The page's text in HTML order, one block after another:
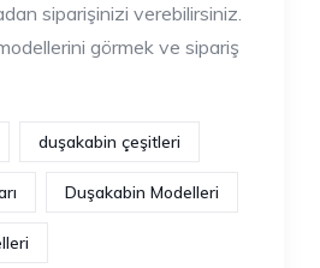
siparişinizi verebilirsiniz.
görmek ve sipariş
duşakabin çeşitleri
Duşakabin Modelleri